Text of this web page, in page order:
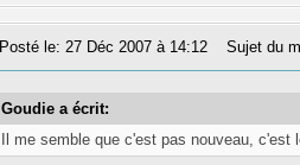
Posté le: 27 Déc 2007 à 14:12 Sujet du
Goudie a écrit:
Il me semble que c'est pas nouveau,